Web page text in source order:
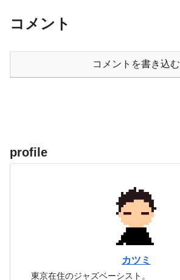
コメント
コメントを書き込む
profile
カツミ
東京在住のジャズベーシスト。